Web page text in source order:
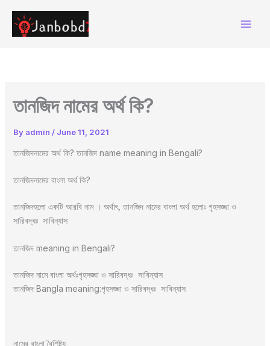
content
তানজিদ নামের অর্থ কি?
By admin / June 11, 2021
তানজিদনামের অর্থ কি? তানজিদ name meaning in Bengali?
তানজিদনামের বাংলা অর্থ কি?
তানজিদহলো একটি আরবি নাম । অর্থাৎ, তানজিদ নামের বাংলা অর্থ হলোঃ গৃহসজ্জা ও
সারিবদ্ধ৷৷ সাবিন্যাস
তানজিদ meaning in Bengali?
তানজিদ নামে বাংলা অর্থঃগৃহসজ্জা ও সারিবদ্ধ৷৷ সাবিন্যাস
তানজিদ Bangla meaning:গৃহসজ্জা ও সারিবদ্ধ৷৷ সাবিন্যাস
নামের বাংলা বৈশিষ্ট্য